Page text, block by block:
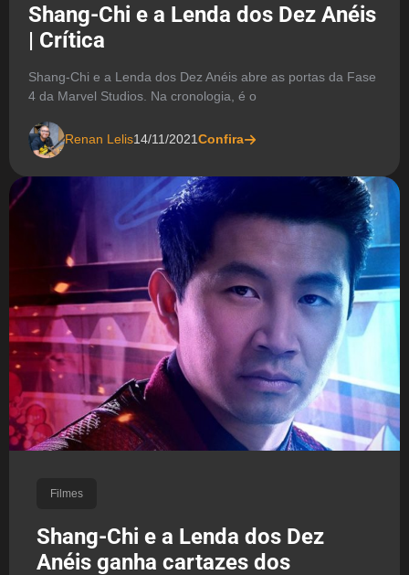
Shang-Chi e a Lenda dos Dez Anéis
| Crítica
Shang-Chi e a Lenda dos Dez Anéis abre as portas da Fase
4 da Marvel Studios. Na cronologia, é o
Renan Lelis14/11/2021Confira
Filmes
Shang-Chi e a Lenda dos Dez
Anéis ganha cartazes dos